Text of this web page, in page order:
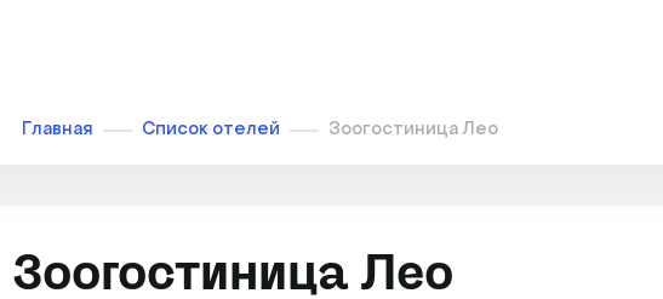
Главная Список отелей Зоогостиница Лео
Зоогостиница Лео